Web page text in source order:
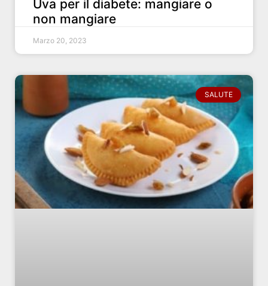
Uva per il diabete: mangiare o
non mangiare
Marzo 20, 2023
SALUTE